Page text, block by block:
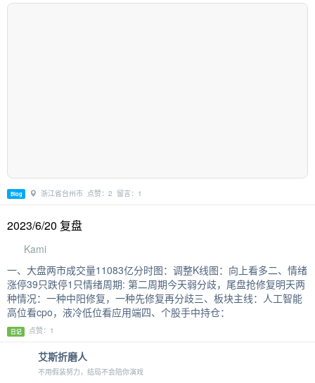
Blog 浙江省台州市 点赞：2 留言：1
2023/6/20 复盘
Kami
一、大盘两市成交量11083亿分时图：调整K线图：向上看多二、情绪
涨停39只跌停1只情绪周期: 第二周期今天弱分歧，尾盘抢修复明天两
种情况：一种中阳修复，一种先修复再分歧三、板块主线：人工智能
高位看cpo，液冷低位看应用端四、个股手中持仓：
日记 点赞：1
艾斯折磨人
不用假装努力，结局不会陪你演戏